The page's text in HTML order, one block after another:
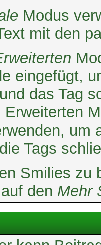
Modus
mit den
eingefügt,
das Tag
Erweiterten
um
Tags
Smilies zu
den Mehr